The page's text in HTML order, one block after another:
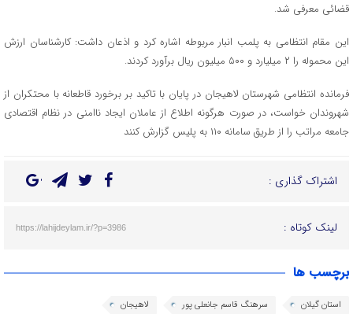
قضائی معرفی شد.
این مقام انتظامي به پلمب انبار مربوطه اشاره کرد و اذعان داشت: کارشناسان ارزش
این محموله را ۲ میلیارد و ۵۰۰ میلیون ریال برآورد کردند.
فرمانده انتظامی شهرستان لاهیجان در پایان با تاکید بر برخورد قاطعانه با محتکران از
شهروندان خواست، در صورت هرگونه اطلاع از عاملان ایجاد ناامنی در نظام اقتصادی
جامعه مراتب را از طريق سامانه ۱۱۰ به پلیس گزارش کنند
اشتراک گذاری :
لینک کوتاه : https://lahijdeylam.ir/?p=3986
برچسب ها
استان گیلان سرهنگ قاسم جانعلی پور لاهیجان